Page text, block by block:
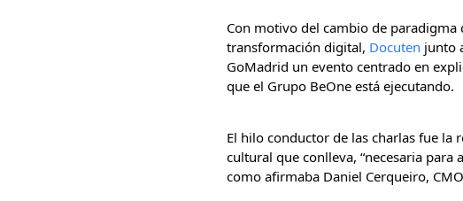
Con motivo del cambio de
transformación digital, Docuten junto
GoMadrid un evento centrado en
que el Grupo BeOne está ejecutando.
El hilo conductor de las charlas fue la
cultural que conlleva, “necesaria
como afirmaba Daniel Cerqueiro,